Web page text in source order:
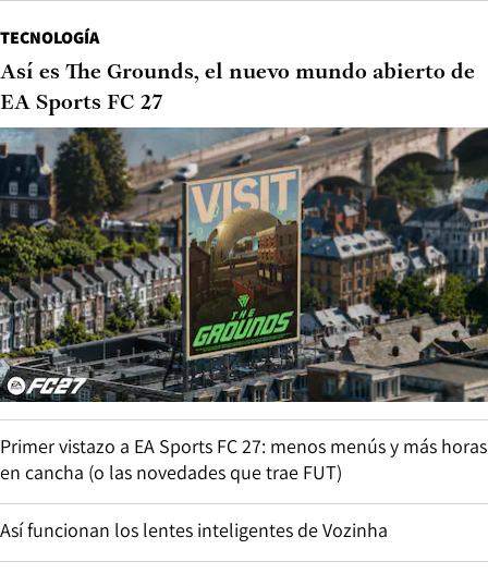
TECNOLOGÍA
Así es The Grounds, el nuevo mundo abierto de
EA Sports FC 27
Primer vistazo a EA Sports FC 27: menos menús y más horas
en cancha (o las novedades que trae FUT)
Así funcionan los lentes inteligentes de Vozinha